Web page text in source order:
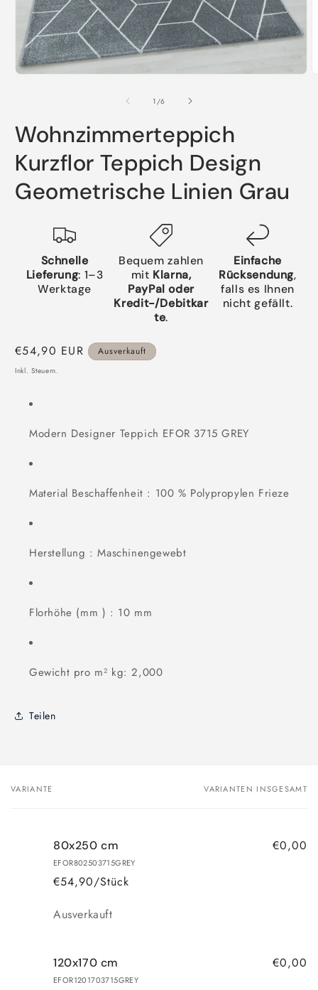
1 /von
6
Wohnzimmerteppich
Kurzflor Teppich Design
Geometrische Linien Grau
Schnelle
Lieferung: 1–3
Werktage
Bequem zahlen
mit Klarna,
PayPal oder
Kredit-/Debitkar
te.
Einfache
Rücksendung,
falls es Ihnen
nicht gefällt.
Normaler
Preis
€54,90 EUR Ausverkauft
Inkl. Steuern.
Modern Designer Teppich EFOR 3715 GREY
Material Beschaffenheit : 100 % Polypropylen Frieze
Herstellung : Maschinengewebt
Florhöhe (mm ) : 10 mm
Gewicht pro m² kg: 2,000
Teilen
Dein
VARIANTE VARIANTEN INSGESAMT
80x250 cm
EFOR802503715GREY
€54,90/Stück
€0,00
Anzahl
Ausverkauft
120x170 cm
EFOR1201703715GREY
€0,00